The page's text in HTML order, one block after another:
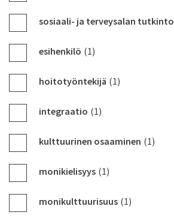
sosiaali- ja terveysalan tutkinto
esihenkilö (1)
hoitotyöntekijä (1)
integraatio (1)
kulttuurinen osaaminen (1)
monikielisyys (1)
monikulttuurisuus (1)